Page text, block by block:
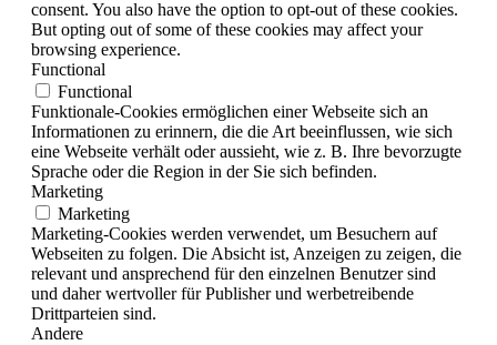
consent. You also have the option to opt-out of these cookies.
But opting out of some of these cookies may affect your
browsing experience.
Functional
Functional
Funktionale-Cookies ermöglichen einer Webseite sich an
Informationen zu erinnern, die die Art beeinflussen, wie sich
eine Webseite verhält oder aussieht, wie z. B. Ihre bevorzugte
Sprache oder die Region in der Sie sich befinden.
Marketing
Marketing
Marketing-Cookies werden verwendet, um Besuchern auf
Webseiten zu folgen. Die Absicht ist, Anzeigen zu zeigen, die
relevant und ansprechend für den einzelnen Benutzer sind
und daher wertvoller für Publisher und werbetreibende
Drittparteien sind.
Andere